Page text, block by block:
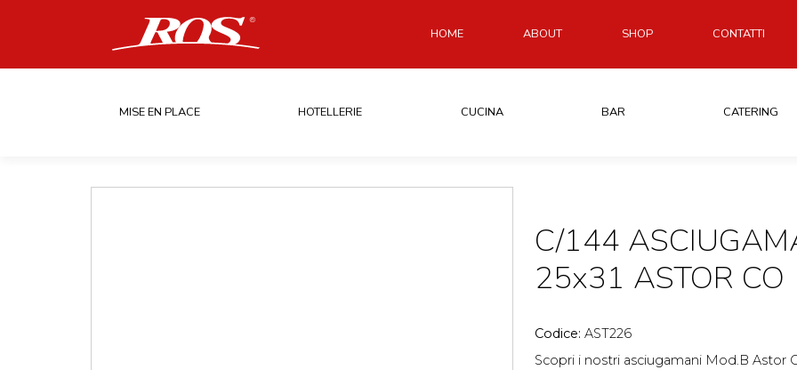
HOME ABOUT SHOP CONTATTI
MISE EN PLACE HOTELLERIE CUCINA BAR CATERING
C/144
25x31 ASTOR CO
Codice: AST226
Scopri i nostri asciugamani Mod.B Astor